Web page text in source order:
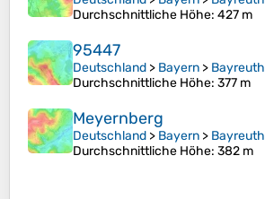
Durchschnittliche Höhe: 427 m
95447
Deutschland > Bayern > Bayreuth
Durchschnittliche Höhe: 377 m
Meyernberg
Deutschland > Bayern > Bayreuth
Durchschnittliche Höhe: 382 m